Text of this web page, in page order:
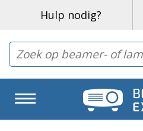
Hulp nodig?